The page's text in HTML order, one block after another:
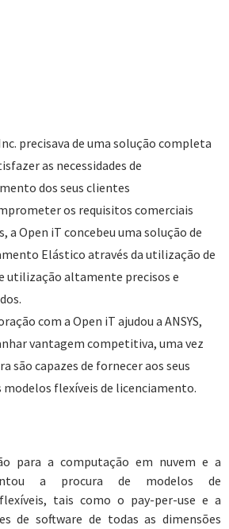
Inc. precisava de uma solução completa
as necessidades de
dos seus clientes
os requisitos comerciais
a Open iT concebeu uma solução de
Elástico através da utilização de
utilização altamente precisos e
com a Open iT ajudou a ANSYS,
vantagem competitiva, uma vez
são capazes de fornecer aos seus
flexíveis de licenciamento.
para a computação em nuvem e a
a procura de modelos de
tais como o pay-per-use e a
de software de todas as dimensões